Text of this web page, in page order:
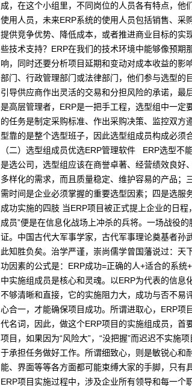
成，在这个小组里，不同岗位的人员各有特点，
使用人员，未来ERP系统的使用人员包括销售、
提供竞争优势、降低成本，或者推进商业目标的
些技术支持？ERP在我们的技术环境中能够像预期
响，同时还要分析项目延期和变动对成本收益的
部门、行政管理部门或法律部门，他们参与选型的
引导供应商作出灵活的交易和分担风险的承诺，
是高层管理者，ERP是一把手工程，选型组中一
的任务是制定采购标准、作出采购决策、监控双
型靠的是整个选型班子，因此选型组成员构成必须
（二）选型组成员优选ERP管理软件 ERP选型不
是选公司，选型组应该在商誉卓著、经营绩效良好
多样化的需求，而且质量稳定、维护容易的产品
需时间是企业必须掌握的重要选型因素；四是选服
成功实施的四肢 当ERP项目被正式提上企业的日
成员”便是在信息化战场上冲杀的兵将。一场战役
证。中国古代大军事学家，古代军事理论奠基者孙
此知胜负矣。治学严谨，崇尚儒学曾国藩说过：
功因素的公式是：ERP成功=正确的人+适合的系
中实施组成员是核心和灵魂。以ERP为代表的信
不够清晰和直接，它的实施阻力大，成功与否不易
心合一，才能确保项目成功。所谓进取心，ERP项
代名词，因此，做这个ERP项目的实施组成员，
项目，如果因为“风险大”，“没把握”而迟迟不实施
于承担任务做好工作。所谓细致心，则是敏锐心和
能、界面等等各方面都可能束缚大家的手脚，只
ERP项目实施过程中，涉及企业所有领导和每一